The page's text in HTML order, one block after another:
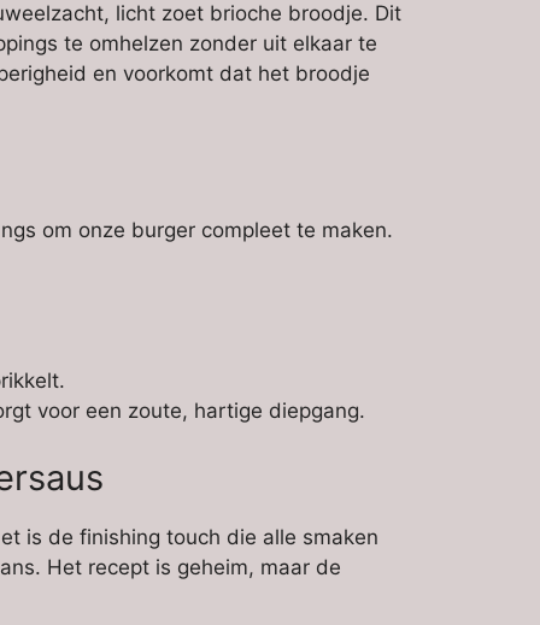
licht zoet brioche broodje. Dit
te omhelzen zonder uit elkaar te
en voorkomt dat het broodje
om onze burger compleet te maken.
voor een zoute, hartige diepgang.
is de finishing touch die alle smaken
Het recept is geheim, maar de